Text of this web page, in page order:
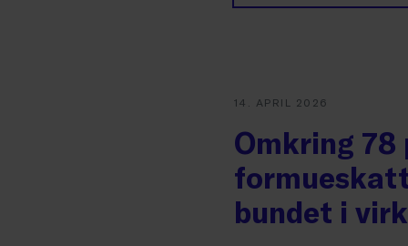
14. APRIL 2026
Omkring
bundet i